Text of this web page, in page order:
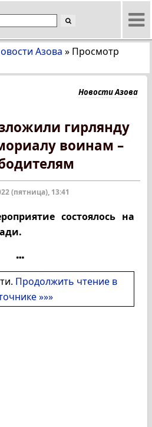
Азова » Просмотр
Новости Азова
гирлянду
воинам –
(пятница), 13:41
состоялось на
Продолжить чтение в
»»»